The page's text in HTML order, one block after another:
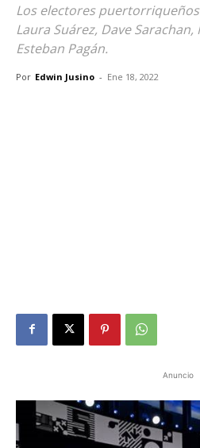
Los electores
Laura Suárez, Dave
Esteban Pagán.
Por Edwin Jusino - Ene 18, 2022
Anuncio